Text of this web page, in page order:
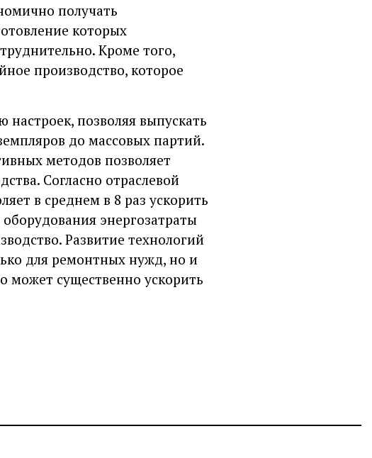
получать
которых
Кроме того,
производство, которое
позволяя выпускать
до массовых партий.
методов позволяет
Согласно отраслевой
в среднем в 8 раз ускорить
энергозатраты
Развитие технологий
для ремонтных нужд, но и
может существенно ускорить